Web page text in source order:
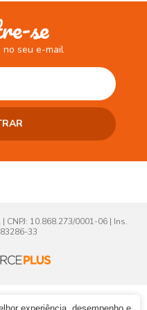
se
no seu e-mail
CNPJ: 10.868.273/0001-06 | Ins.
33